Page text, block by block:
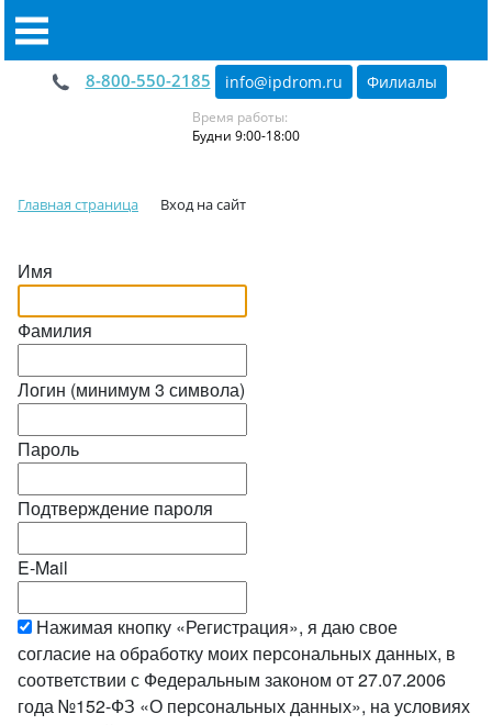
8-800-550-2185 info@ipdrom.ru Филиалы
Время работы:
Будни 9:00-18:00
Главная страница Вход на сайт
Имя
Фамилия
Логин (минимум 3 символа)
Пароль
Подтверждение пароля
E-Mail
Нажимая кнопку «Регистрация», я даю свое
согласие на обработку моих персональных данных, в
соответствии с Федеральным законом от 27.07.2006
года №152-ФЗ «О персональных данных», на условиях